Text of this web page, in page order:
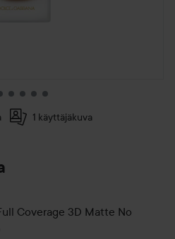
1 käyttäjäkuva
Coverage 3D Matte No